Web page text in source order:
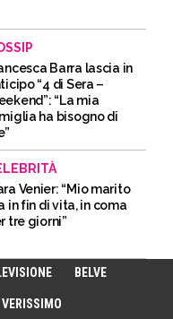
Barra lascia in
“4 di Sera –
“La mia
ha bisogno di
Venier: “Mio marito
in fin di vita, in coma
tre giorni”
BELVE
VERISSIMO